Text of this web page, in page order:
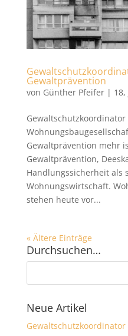
Gewaltprävention
von Günther Pfeifer| 18,
Gewaltschutzkoordinator
Gewaltprävention mehr
Gewaltprävention,
Handlungssicherheit als
Wohnungswirtschaft.
stehen heute vor...
« Ältere Einträge
Durchsuchen…
Neue Artikel
Gewaltschutzkoordinator